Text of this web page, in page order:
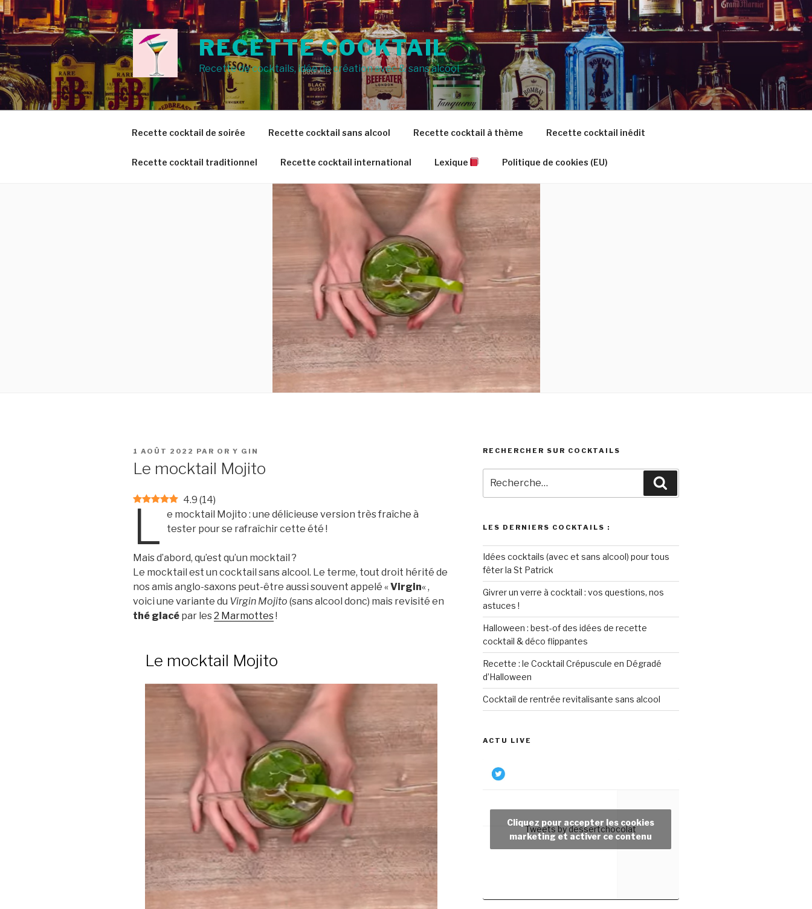
Aller
au
contenu
principal
RECETTE COCKTAIL
Recette de cocktails, idée de création avec & sans alcool
Recette cocktail de soirée Recette cocktail sans alcool Recette cocktail à thème Recette cocktail inédit
Recette cocktail traditionnel Recette cocktail international Lexique Politique de cookies (EU)
PUBLIÉ
1 AOÛT 2022 PAR OR Y GIN
Le mocktail Mojito
4.9 (14)
L
e mocktail Mojito : une délicieuse version très fraîche à
tester pour se rafraîchir cette été !
Mais d’abord, qu’est qu’un mocktail ?
Le mocktail est un cocktail sans alcool. Le terme, tout droit hérité de
nos amis anglo-saxons peut-être aussi souvent appelé «Virgin« ,
voici une variante du Virgin Mojito (sans alcool donc) mais revisité en
thé glacé par les2 Marmottes!
Le mocktail Mojito
RECHERCHER SUR COCKTAILS
pour
:
LES DERNIERS COCKTAILS :
Idées cocktails (avec et sans alcool) pour tous
fêter la St Patrick
Givrer un verre à cocktail : vos questions, nos
astuces !
Halloween : best-of des idées de recette
cocktail & déco flippantes
Recette : le Cocktail Crépuscule en Dégradé
d’Halloween
Cocktail de rentrée revitalisante sans alcool
ACTU LIVE
Tweets by dessertchocolat
Cliquez pour accepter les cookies
marketing et activer ce contenu